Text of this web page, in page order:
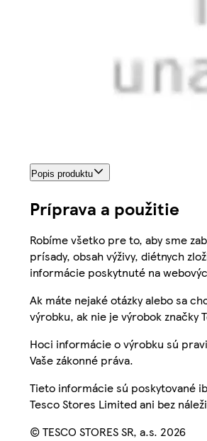
Popis produktu
Príprava a použitie
Robíme všetko pre to, aby sme
prísady, obsah výživy, diétnych
informácie poskytnuté na
Ak máte nejaké otázky alebo sa
výrobku, ak nie je výrobok značky
Hoci informácie o výrobku sú
Vaše zákonné práva.
Tieto informácie sú poskytované
Tesco Stores Limited ani bez
© TESCO STORES SR, a.s. 2026